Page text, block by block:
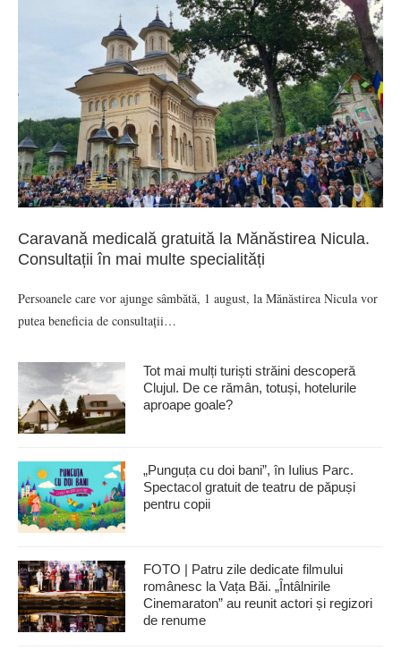
Caravană medicală gratuită la Mănăstirea Nicula.
Consultații în mai multe specialități
Persoanele care vor ajunge sâmbătă, 1 august, la Mănăstirea Nicula vor
putea beneficia de consultații…
Tot mai mulți turiști străini descoperă
Clujul. De ce rămân, totuși, hotelurile
aproape goale?
„Punguța cu doi bani”, în Iulius Parc.
Spectacol gratuit de teatru de păpuși
pentru copii
FOTO | Patru zile dedicate filmului
românesc la Vața Băi. „Întâlnirile
Cinemaraton” au reunit actori și regizori
de renume